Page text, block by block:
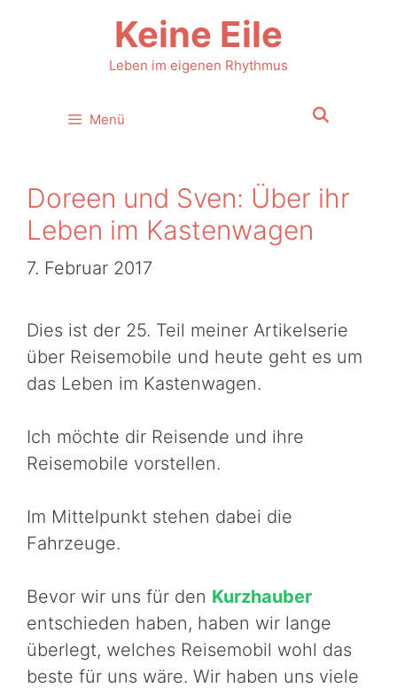
Keine Eile
Leben im eigenen Rhythmus
Menü
Doreen und Sven: Über ihr
Leben im Kastenwagen
7. Februar 2017
Dies ist der 25. Teil meiner Artikelserie
über Reisemobile und heute geht es um
das Leben im Kastenwagen.
Ich möchte dir Reisende und ihre
Reisemobile vorstellen.
Im Mittelpunkt stehen dabei die
Fahrzeuge.
Bevor wir uns für den Kurzhauber
entschieden haben, haben wir lange
überlegt, welches Reisemobil wohl das
beste für uns wäre. Wir haben uns viele